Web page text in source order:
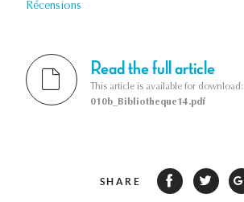
Récensions
Read the full article
This article is available for download:
010b_Bibliotheque14.pdf
SHARE